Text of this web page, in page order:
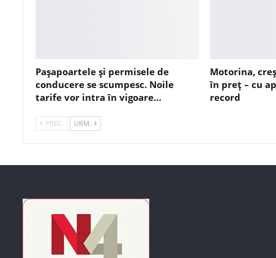
Pașapoartele și permisele de
conducere se scumpesc. Noile
tarife vor intra în vigoare…
Motorina,
în preț – cu
record
PREC. URM.